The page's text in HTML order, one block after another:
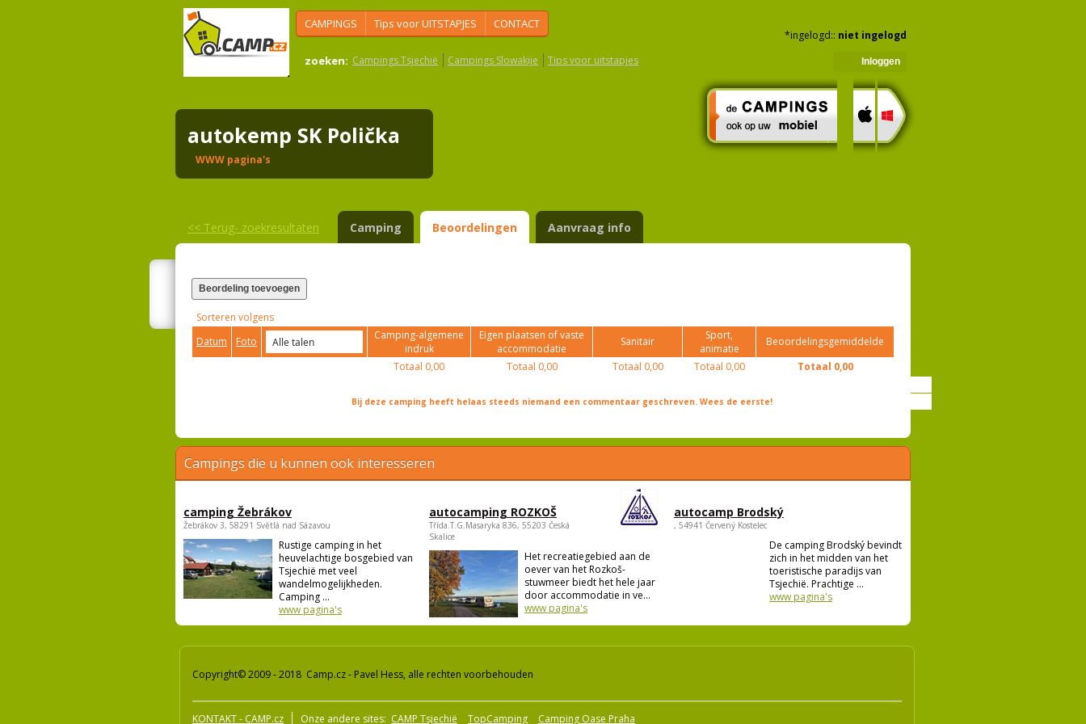
CAMPINGS Tips voor UITSTAPJES CONTACT
zoeken: Campings Tsjechië Campings Slowakije Tips voor uitstapjes
*ingelogd:: niet ingelogd
Inloggen
autokemp SK Polička
WWW pagina's
<< Terug- zoekresultaten Camping Beoordelingen Aanvraag info
Beordeling toevoegen
Sorteren volgens
Datum
Foto
Camping-algemene
indruk
Eigen plaatsen of vaste
accommodatie
Sanitair
Sport,
animatie
Beoordelingsgemiddelde
Totaal 0,00 Totaal 0,00 Totaal 0,00 Totaal 0,00 Totaal 0,00
Bij deze camping heeft helaas steeds niemand een commentaar geschreven. Wees de eerste!
Campings die u kunnen ook interesseren
camping Žebrákov
Žebrákov 3, 58291 Světlá nad Sázavou
Rustige camping in het
heuvelachtige bosgebied van
Tsjechië met veel
wandelmogelijkheden.
Camping ...
www pagina's
autocamping ROZKOŠ
Třída.T.G.Masaryka 836, 55203 Česká
Skalice
Het recreatiegebied aan de
oever van het Rozkoš-
stuwmeer biedt het hele jaar
door accommodatie in ve...
www pagina's
autocamp Brodský
, 54941 Červený Kostelec
De camping Brodský bevindt
zich in het midden van het
toeristische paradijs van
Tsjechië. Prachtige ...
www pagina's
Copyright© 2009 - 2018 Camp.cz - Pavel Hess, alle rechten voorbehouden
KONTAKT - CAMP.cz Onze andere sites: CAMP Tsjechië TopCamping Camping Oase Praha